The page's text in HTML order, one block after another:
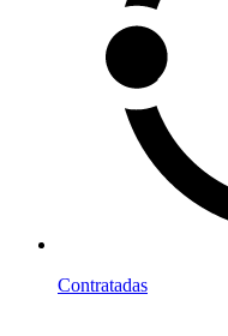
Contratadas